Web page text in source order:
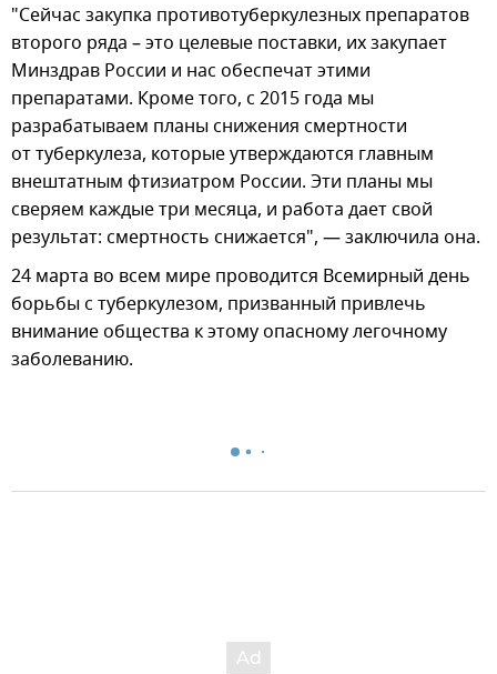
"Сейчас закупка противотуберкулезных препаратов
второго ряда – это целевые поставки, их закупает
Минздрав России и нас обеспечат этими
препаратами. Кроме того, с 2015 года мы
разрабатываем планы снижения смертности
от туберкулеза, которые утверждаются главным
внештатным фтизиатром России. Эти планы мы
сверяем каждые три месяца, и работа дает свой
результат: смертность снижается", — заключила она.
24 марта во всем мире проводится Всемирный день
борьбы с туберкулезом, призванный привлечь
внимание общества к этому опасному легочному
заболеванию.